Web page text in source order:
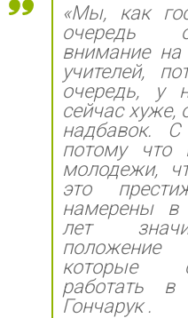
«Мы, как
очередь
внимание
учителей,
очередь, у
сейчас
надбавок.
потому что
молодежи,
это
намерены в
лет
положение
которые
работать
Гончарук .